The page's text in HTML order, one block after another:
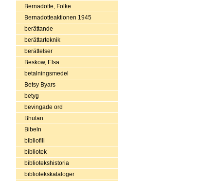
Bernadotte, Folke
Bernadotteaktionen 1945
berättande
berättarteknik
berättelser
Beskow, Elsa
betalningsmedel
Betsy Byars
betyg
bevingade ord
Bhutan
Bibeln
bibliofili
bibliotek
bibliotekshistoria
bibliotekskataloger